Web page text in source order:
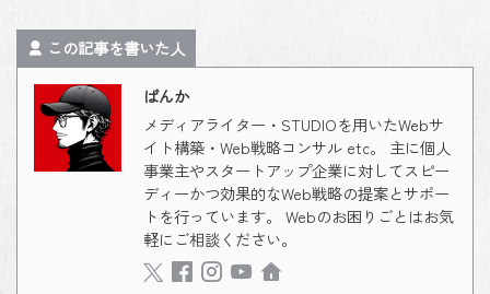
この記事を書いた人
ばんか
メディアライター・STUDIOを用いたWebサ
イト構築・Web戦略コンサル etc。 主に個人
事業主やスタートアップ企業に対してスピー
ディーかつ効果的なWeb戦略の提案とサポー
トを行っています。 Webのお困りごとはお気
軽にご相談ください。